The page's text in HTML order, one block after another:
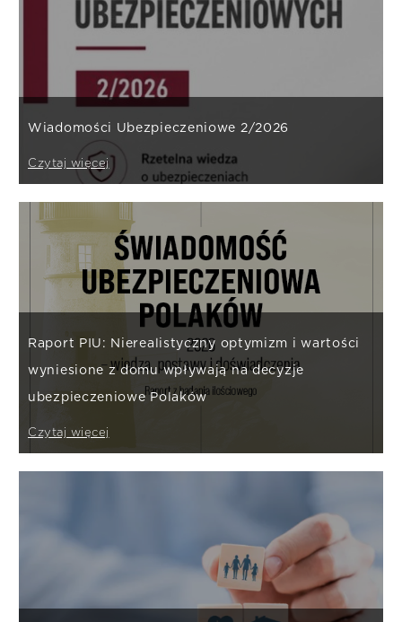
Wiadomości Ubezpieczeniowe 2/2026
Czytaj więcej
Raport PIU: Nierealistyczny optymizm i wartości
wyniesione z domu wpływają na decyzje
ubezpieczeniowe Polaków
Czytaj więcej